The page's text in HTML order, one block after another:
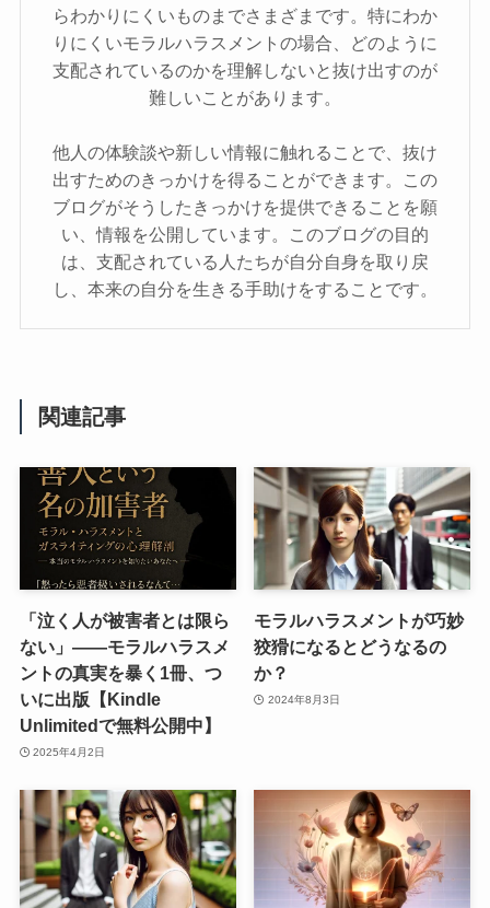
らわかりにくいものまでさまざまです。特にわか
りにくいモラルハラスメントの場合、どのように
支配されているのかを理解しないと抜け出すのが
難しいことがあります。
他人の体験談や新しい情報に触れることで、抜け
出すためのきっかけを得ることができます。この
ブログがそうしたきっかけを提供できることを願
い、情報を公開しています。このブログの目的
は、支配されている人たちが自分自身を取り戻
し、本来の自分を生きる手助けをすることです。
関連記事
「泣く人が被害者とは限ら
ない」――モラルハラスメ
ントの真実を暴く1冊、つ
いに出版【Kindle
Unlimitedで無料公開中】
2025年4月2日
モラルハラスメントが巧妙
狡猾になるとどうなるの
か？
2024年8月3日